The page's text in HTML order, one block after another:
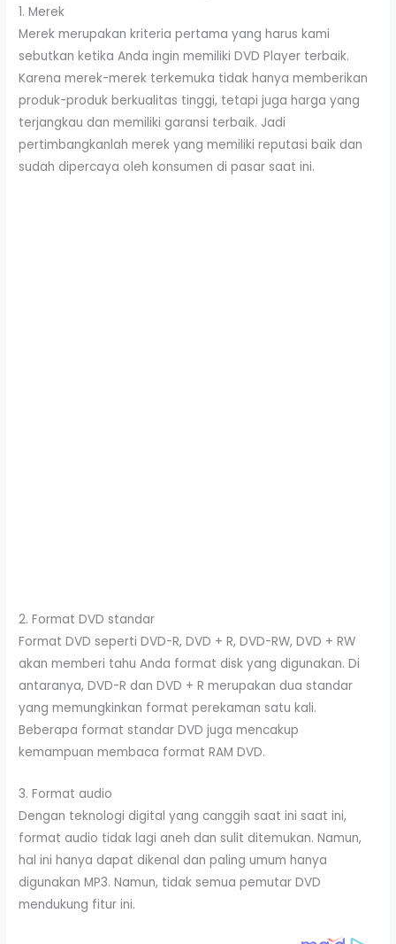
1. Merek
Merek merupakan kriteria pertama yang harus kami
sebutkan ketika Anda ingin memiliki DVD Player terbaik.
Karena merek-merek terkemuka tidak hanya memberikan
produk-produk berkualitas tinggi, tetapi juga harga yang
terjangkau dan memiliki garansi terbaik. Jadi
pertimbangkanlah merek yang memiliki reputasi baik dan
sudah dipercaya oleh konsumen di pasar saat ini.
2. Format DVD standar
Format DVD seperti DVD-R, DVD + R, DVD-RW, DVD + RW
akan memberi tahu Anda format disk yang digunakan. Di
antaranya, DVD-R dan DVD + R merupakan dua standar
yang memungkinkan format perekaman satu kali.
Beberapa format standar DVD juga mencakup
kemampuan membaca format RAM DVD.
3. Format audio
Dengan teknologi digital yang canggih saat ini saat ini,
format audio tidak lagi aneh dan sulit ditemukan. Namun,
hal ini hanya dapat dikenal dan paling umum hanya
digunakan MP3. Namun, tidak semua pemutar DVD
mendukung fitur ini.